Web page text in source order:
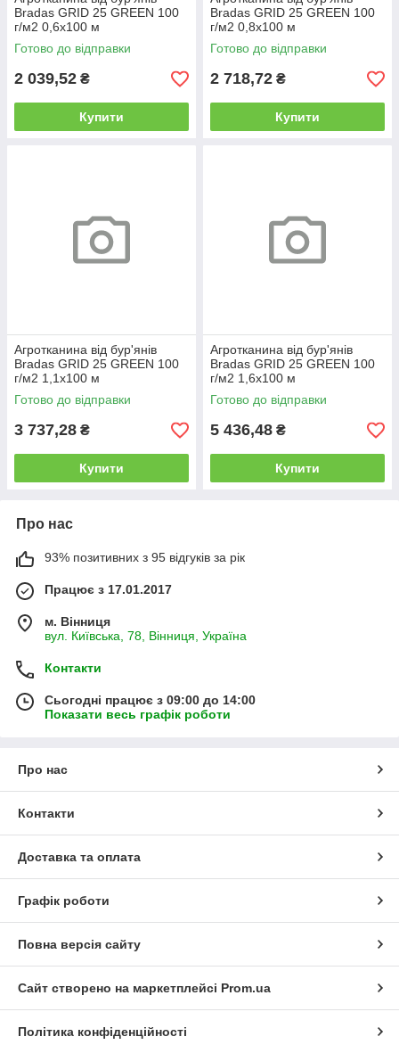
Bradas GRID 25 GREEN 100
г/м2 0,6х100 м
Готово до відправки
2 039,52 ₴
Купити
Bradas GRID 25 GREEN 100
г/м2 0,8х100 м
Готово до відправки
2 718,72 ₴
Купити
Агротканина від бур'янів
Bradas GRID 25 GREEN 100
г/м2 1,1х100 м
Готово до відправки
3 737,28 ₴
Купити
Агротканина від бур'янів
Bradas GRID 25 GREEN 100
г/м2 1,6х100 м
Готово до відправки
5 436,48 ₴
Купити
Про нас
93% позитивних з 95 відгуків за рік
Працює з 17.01.2017
м. Вінниця
вул. Київська, 78, Вінниця, Україна
Контакти
Сьогодні працює з 09:00 до 14:00
Показати весь графік роботи
Про нас
Контакти
Доставка та оплата
Графік роботи
Повна версія сайту
Сайт створено на маркетплейсі Prom.ua
Політика конфіденційності